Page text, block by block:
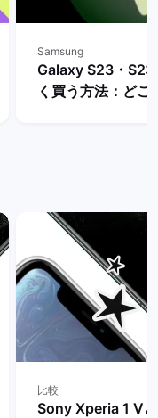
Samsung
Galaxy S23・
く買う方法：どこ
比較
Sony Xperia 1 V